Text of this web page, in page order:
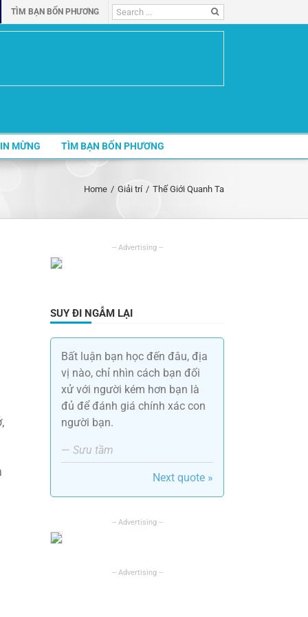
TÌM BẠN BỐN PHƯƠNG
Search
for:
MỪNG TÌM BẠN BỐN PHƯƠNG
Home / Giải trí / Thế Giới Quanh Ta
SUY ĐI NGẪM LẠI
Bất luận bạn học đến đâu, địa
vị nào, chỉ nhìn cách bạn đối
xử với người kém hơn bạn là
đủ để đánh giá chính xác con
người bạn.
— Sưu tầm
Next quote »